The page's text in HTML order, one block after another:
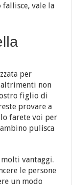
vale la
per
altrimenti non
figlio di
provare a
farete voi per
pulisca
molti vantaggi.
le persone
un modo